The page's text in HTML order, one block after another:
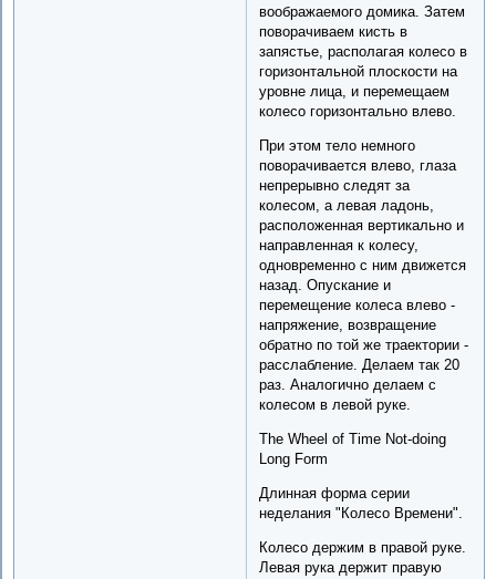
воображаемого домика. Затем
поворачиваем кисть в
запястье, располагая колесо в
горизонтальной плоскости на
уровне лица, и перемещаем
колесо горизонтально влево.
При этом тело немного
поворачивается влево, глаза
непрерывно следят за
колесом, а левая ладонь,
расположенная вертикально и
направленная к колесу,
одновременно с ним движется
назад. Опускание и
перемещение колеса влево -
напряжение, возвращение
обратно по той же траектории -
расслабление. Делаем так 20
раз. Аналогично делаем с
колесом в левой руке.
The Wheel of Time Not-doing
Long Form
Длинная форма серии
неделания "Колесо Времени".
Колесо держим в правой руке.
Левая рука держит правую